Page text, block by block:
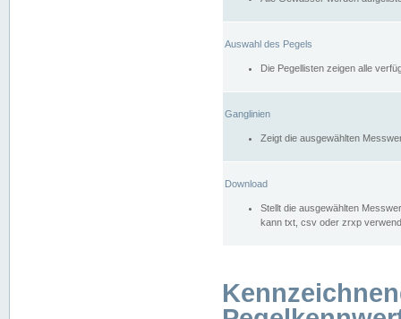
Auswahl des Pegels
Die Pegellisten zeigen alle
Ganglinien
Zeigt die ausgewählten
Download
Stellt die ausgewählten
kann txt, csv oder zrxp